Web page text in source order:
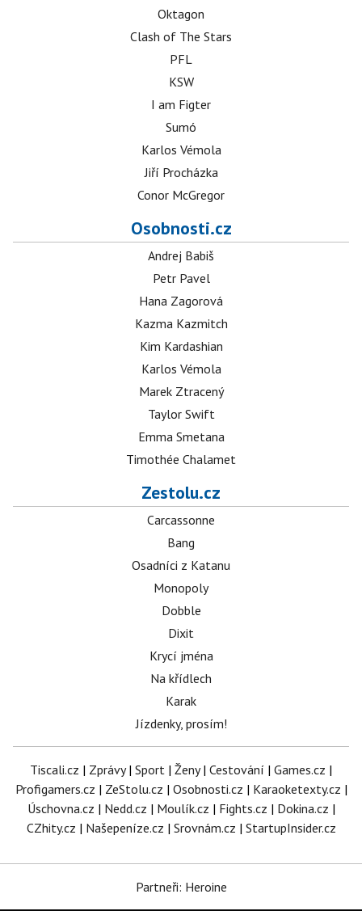
Oktagon
Clash of The Stars
PFL
KSW
I am Figter
Sumó
Karlos Vémola
Jiří Procházka
Conor McGregor
Osobnosti.cz
Andrej Babiš
Petr Pavel
Hana Zagorová
Kazma Kazmitch
Kim Kardashian
Karlos Vémola
Marek Ztracený
Taylor Swift
Emma Smetana
Timothée Chalamet
Zestolu.cz
Carcassonne
Bang
Osadníci z Katanu
Monopoly
Dobble
Dixit
Krycí jména
Na křídlech
Karak
Jízdenky, prosím!
Tiscali.cz | Zprávy| Sport | Ženy| Cestování | Games.cz |
Profigamers.cz | ZeStolu.cz | Osobnosti.cz | Karaoketexty.cz |
Úschovna.cz | Nedd.cz | Moulík.cz | Fights.cz | Dokina.cz |
CZhity.cz | Našepeníze.cz | Srovnám.cz | StartupInsider.cz
Partneři: Heroine